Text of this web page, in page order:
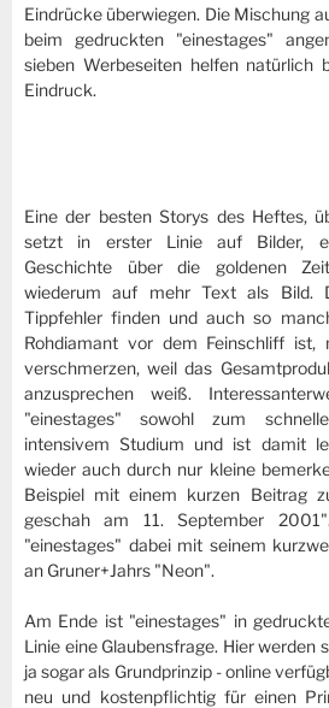
Eindrücke überwiegen. Die Mischung
beim gedruckten "einestages"
sieben Werbeseiten helfen natürlich
Eindruck.
Eine der besten Storys des Heftes,
setzt in erster Linie auf Bilder,
Geschichte über die goldenen
wiederum auf mehr Text als Bild.
Tippfehler finden und auch so
Rohdiamant vor dem Feinschliff ist,
verschmerzen, weil das
anzusprechen weiß.
"einestages" sowohl zum
intensivem Studium und ist damit
wieder auch durch nur kleine
Beispiel mit einem kurzen Beitrag
geschah am 11. September
"einestages" dabei mit seinem
an Gruner+Jahrs "Neon".
Am Ende ist "einestages" in
Linie eine Glaubensfrage. Hier werden
ja sogar als Grundprinzip - online
neu und kostenpflichtig für einen